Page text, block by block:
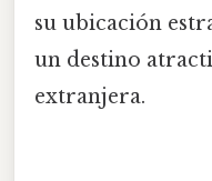
su ubicación
un destino
extranjera.